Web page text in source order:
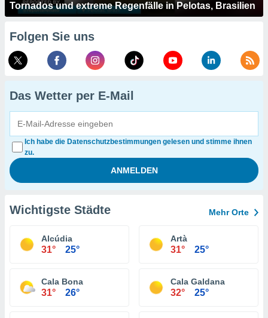
Tornados und extreme Regenfälle in Pelotas, Brasilien
Folgen Sie uns
Das Wetter per E-Mail
Ich habe die Datenschutzbestimmungen gelesen und stimme ihnen
zu.
Wichtigste Städte Mehr Orte
Alcúdia
31° 25°
Artà
31° 25°
Cala Bona
31° 26°
Cala Galdana
32° 25°